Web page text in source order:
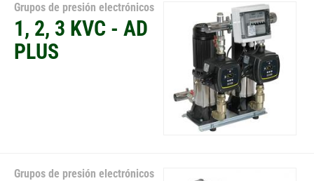
Grupos de presión electrónicos
1, 2, 3 KVC - AD
PLUS
Grupos de presión electrónicos